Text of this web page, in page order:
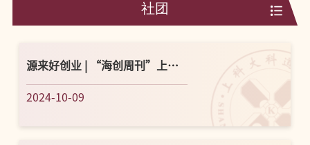
社团
源来好创业 | “海创周刊”上海
创业活动大盘点
2024-10-09